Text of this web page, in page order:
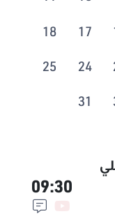
09:30